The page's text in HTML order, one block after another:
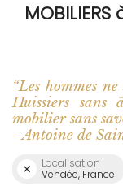
“Les hommes
Huissiers sans
mobilier sans
- Antoine de
Localisation
Vendée, France